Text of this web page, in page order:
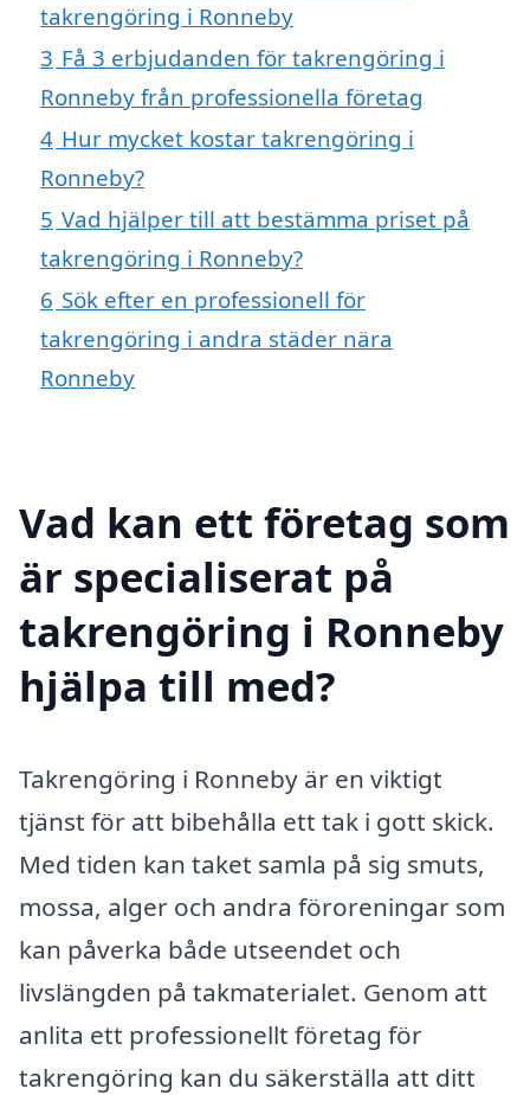
takrengöring i Ronneby
3 Få 3 erbjudanden för takrengöring i
Ronneby från professionella företag
4 Hur mycket kostar takrengöring i
Ronneby?
5 Vad hjälper till att bestämma priset på
takrengöring i Ronneby?
6 Sök efter en professionell för
takrengöring i andra städer nära
Ronneby
Vad kan ett företag som
är specialiserat på
takrengöring i Ronneby
hjälpa till med?
Takrengöring i Ronneby är en viktigt
tjänst för att bibehålla ett tak i gott skick.
Med tiden kan taket samla på sig smuts,
mossa, alger och andra föroreningar som
kan påverka både utseendet och
livslängden på takmaterialet. Genom att
anlita ett professionellt företag för
takrengöring kan du säkerställa att ditt